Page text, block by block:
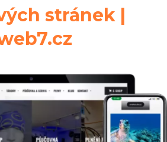
stránek |